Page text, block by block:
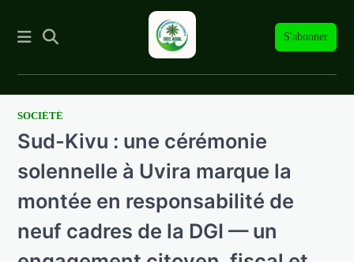
S'abonner
SkipSOCIÉTÉ
Sud-Kivu : une cérémonie
solennelle à Uvira marque la
montée en responsabilité de
neuf cadres de la DGI — un